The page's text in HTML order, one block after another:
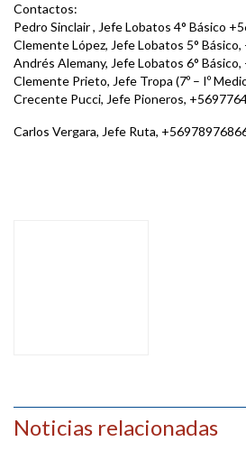
Contactos:
Pedro Sinclair , Jefe Lobatos 4° Básico
Clemente López, Jefe Lobatos 5°
Andrés Alemany, Jefe Lobatos 6°
Clemente Prieto, Jefe Tropa (7º – Iº
Crecente Pucci, Jefe Pioneros,
Carlos Vergara, Jefe Ruta,
Noticias relacionadas